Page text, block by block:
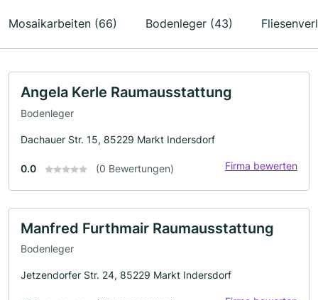
Mosaikarbeiten (66) Bodenleger (43)
Angela Kerle Raumausstattung
Bodenleger
Dachauer Str. 15, 85229 Markt Indersdorf
0.0 (0 Bewertungen) Firma bewerten
Manfred Furthmair Raumausstattung
Bodenleger
Jetzendorfer Str. 24, 85229 Markt Indersdorf